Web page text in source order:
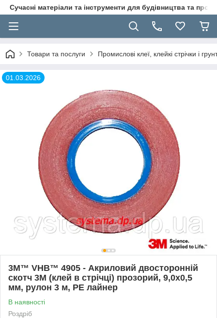
Сучасні матеріали та інструменти для будівництва та
Товари та послуги Промислові клеї, клейкі стрічки і
01.03.2026
3M™ VHB™ 4905 - Акриловий двосторонній
скотч 3M (клей в стрічці) прозорий, 9,0х0,5
мм, рулон 3 м, PE лайнер
В наявності
Роздріб